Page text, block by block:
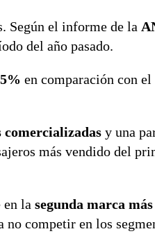
Según el informe de la
del año pasado.
en comparación con
comercializadas y una
más vendido del
en la segunda marca
no competir en los